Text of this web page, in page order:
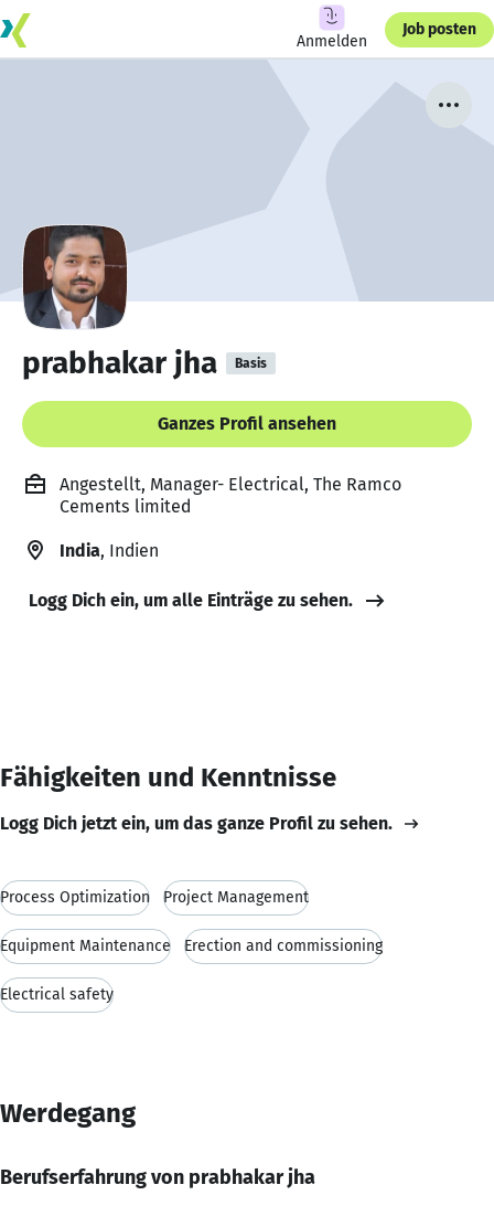
Anmelden
Job posten
prabhakar jha Basis
Ganzes Profil ansehen
Angestellt, Manager- Electrical, The Ramco
Cements limited
India, Indien
Logg Dich ein, um alle Einträge zu sehen.
Fähigkeiten und Kenntnisse
Logg Dich jetzt ein, um das ganze Profil zu sehen.
Process Optimization Project Management
Equipment Maintenance Erection and commissioning
Electrical safety
Werdegang
Berufserfahrung von prabhakar jha